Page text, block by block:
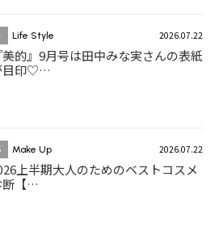
Life Style 2026.07.22
美的』9月号は田中みな実さんの表紙
目印♡…
Make Up 2026.07.22
上半期大人のためのベストコスメ
断【…